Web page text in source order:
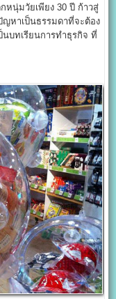
หนุ่มวัยเพียง 30 ปี ก้าวสู่
ญหาเป็นธรรมดาที่จะต้อง
นบทเรียนการทำธุรกิจ ที่